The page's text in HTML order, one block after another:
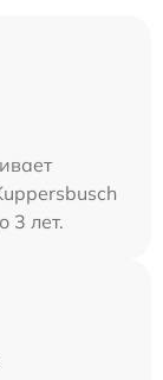
3 лет.